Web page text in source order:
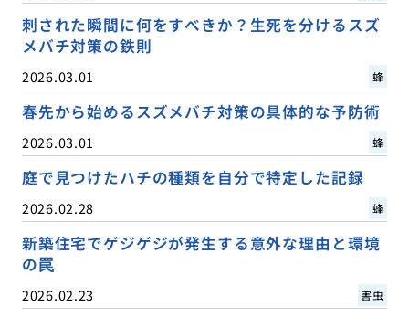
刺された瞬間に何をすべきか？生死を分けるスズ
メバチ対策の鉄則
2026.03.01 蜂
春先から始めるスズメバチ対策の具体的な予防術
2026.03.01 蜂
庭で見つけたハチの種類を自分で特定した記録
2026.02.28 蜂
新築住宅でゲジゲジが発生する意外な理由と環境
の罠
2026.02.23 害虫